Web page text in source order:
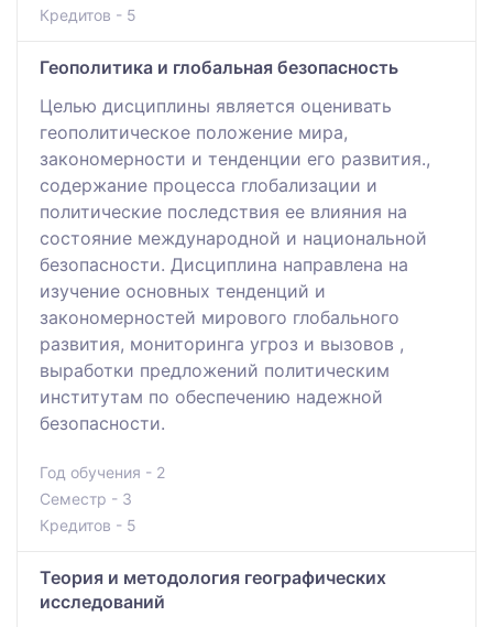
Кредитов - 5
Геополитика и глобальная безопасность
Целью дисциплины является оценивать
геополитическое положение мира,
закономерности и тенденции его развития.,
содержание процесса глобализации и
политические последствия ее влияния на
состояние международной и национальной
безопасности. Дисциплина направлена на
изучение основных тенденций и
закономерностей мирового глобального
развития, мониторинга угроз и вызовов ,
выработки предложений политическим
институтам по обеспечению надежной
безопасности.
Год обучения - 2
Семестр - 3
Кредитов - 5
Теория и методология географических
исследований